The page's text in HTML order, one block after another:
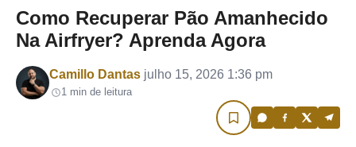
Como Recuperar Pão Amanhecido
Na Airfryer? Aprenda Agora
Por
Camillo Dantas julho 15, 2026 1:36 pm
1 min de leitura